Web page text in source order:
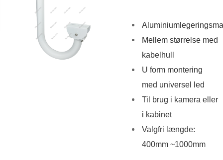
Mellem størrelse med
kabelhull
U form montering
med universel led
Til brug i kamera eller
i kabinet
Valgfri længde:
400mm ~1000mm